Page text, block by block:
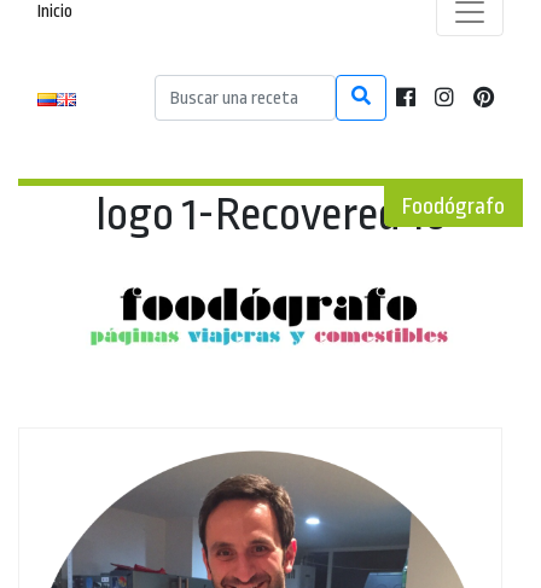
Inicio
Foodógrafo
logo 1-Recovered 1b